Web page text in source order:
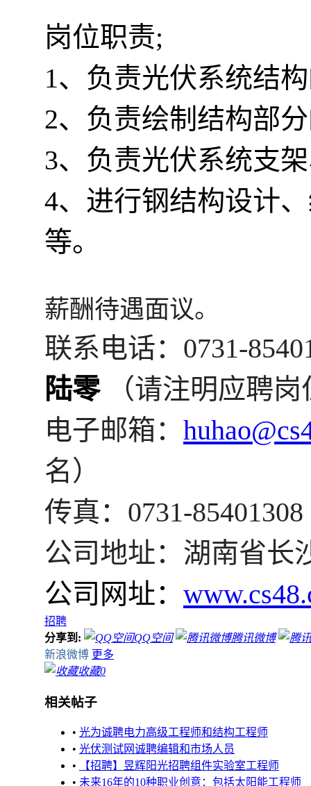
岗位职责;
1、负责光伏系统结
2、负责绘制结构部
3、负责光伏系统支
4、进行钢结构设计
等。
薪酬待遇面议。
联系电话：0731-
陆零
（请注明应聘
电子邮箱：
名）
传真：0731-
公司地址：湖南省
公司网址：
招聘
分享到:
QQ空间
腾讯微博
新浪微博 更多
收藏0
相关帖子
• 光为诚聘电力高级工程师和结构工程师
• 光伏测试网诚聘编辑和市场人员
•
【招聘】昱辉阳光招聘组件实验室工程师
• 未来16年的10种职业创意：包括太阳能工程师